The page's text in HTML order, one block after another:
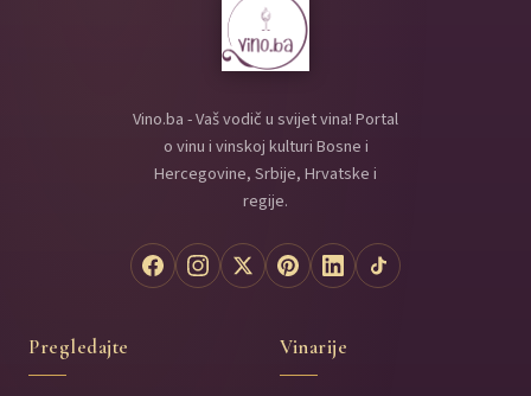
Vino.ba - Vaš vodič u svijet vina! Portal
o vinu i vinskoj kulturi Bosne i
Hercegovine, Srbije, Hrvatske i
regije.
Pregledajte Vinarije